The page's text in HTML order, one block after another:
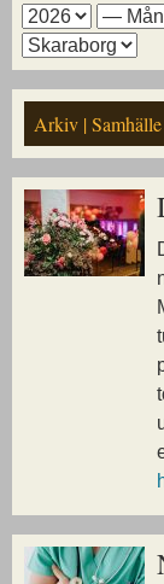
Arkiv
för
år
Arkiv
för
månad
Arkiv | Samhälle